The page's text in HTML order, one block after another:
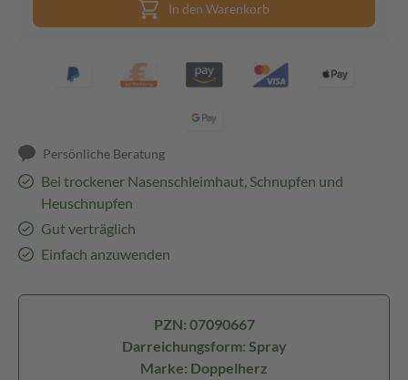
In den Warenkorb
Persönliche Beratung
Bei trockener Nasenschleimhaut, Schnupfen und
Heuschnupfen
Gut verträglich
Einfach anzuwenden
PZN: 07090667
Darreichungsform: Spray
Marke: Doppelherz